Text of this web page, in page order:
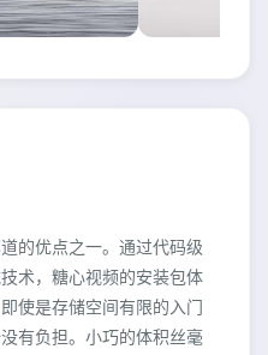
的优点之一。通过代码级
术，糖心视频的安装包体
使是存储空间有限的入门
有负担。小巧的体积丝毫